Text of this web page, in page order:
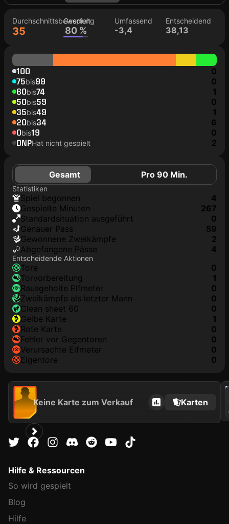
Durchschnittsbewertung
35
Gespielt
80 %
Umfassend
-3,4
Entscheidend
38,13
100 0
75bis99 0
60bis74 1
50bis59 0
35bis49 1
20bis34 6
0bis19 0
DNPHat nicht gespielt 2
Gesamt Pro 90 Min.
Statistiken
Spiel begonnen
4
Gespielte Minuten
267
Standardsituation ausgeführt
0
genauer Pass
59
Gewonnene Zweikämpfe
2
Abgefangene Pässe
4
Entscheidende Aktionen
Tore
0
Torvorbereitung
1
rausgeholte Elfmeter
0
Zweikämpfe als letzter Mann
0
clean sheet 60
0
gelbe Karte
1
rote Karte
0
Fehler vor Gegentoren
0
Verursachte Elfmeter
0
Eigentore
0
Keine Karte zum Verkauf Karten
2025
Hilfe & Ressourcen
So wird gespielt
Blog
Hilfe